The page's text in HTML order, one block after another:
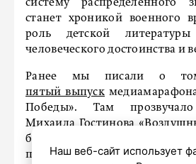
систему распределенного
станет хроникой военного
роль детской
человеческого достоинства и
Ранее мы писали о
пятый выпуск
Победы». Там прозвучало
Михаила Гостинова
было опубликовано в
прочитали
Наш веб-сайт использует